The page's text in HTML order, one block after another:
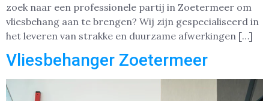
zoek naar een professionele partij in Zoetermeer om
vliesbehang aan te brengen? Wij zijn gespecialiseerd in
het leveren van strakke en duurzame afwerkingen […]
Vliesbehanger Zoetermeer